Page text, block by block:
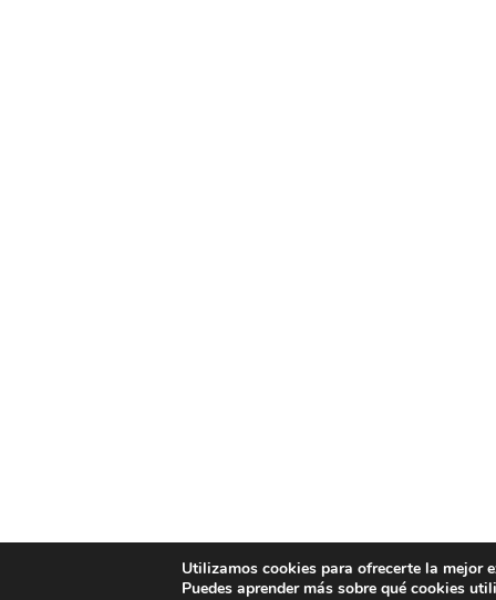
Utilizamos cookies para ofrecerte la mejor
Puedes aprender más sobre qué cookies